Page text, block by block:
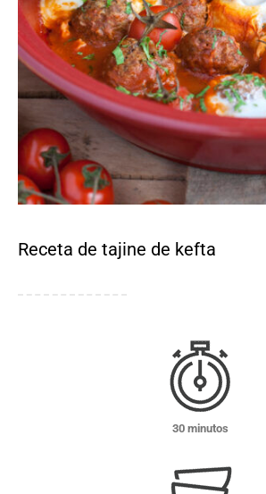
Receta de tajine de kefta
30 minutos